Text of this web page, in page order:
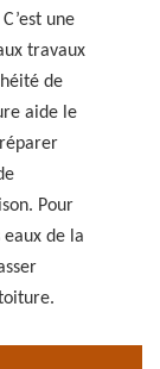
une
travaux
de
aide le
Pour
de la